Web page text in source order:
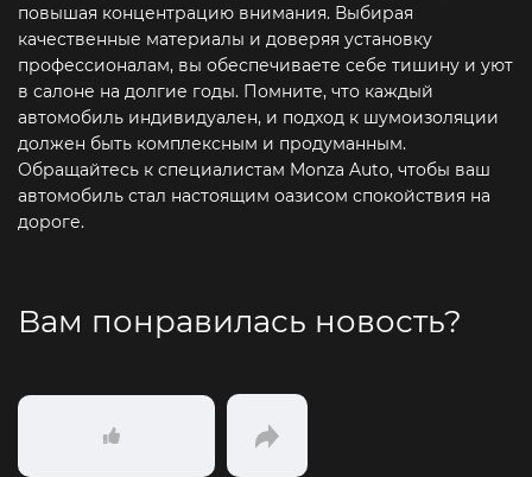
повышая концентрацию внимания. Выбирая
качественные материалы и доверяя установку
профессионалам, вы обеспечиваете себе тишину и уют
в салоне на долгие годы. Помните, что каждый
автомобиль индивидуален, и подход к шумоизоляции
должен быть комплексным и продуманным.
Обращайтесь к специалистам Monza Auto, чтобы ваш
автомобиль стал настоящим оазисом спокойствия на
дороге.
Вам понравилась новость?